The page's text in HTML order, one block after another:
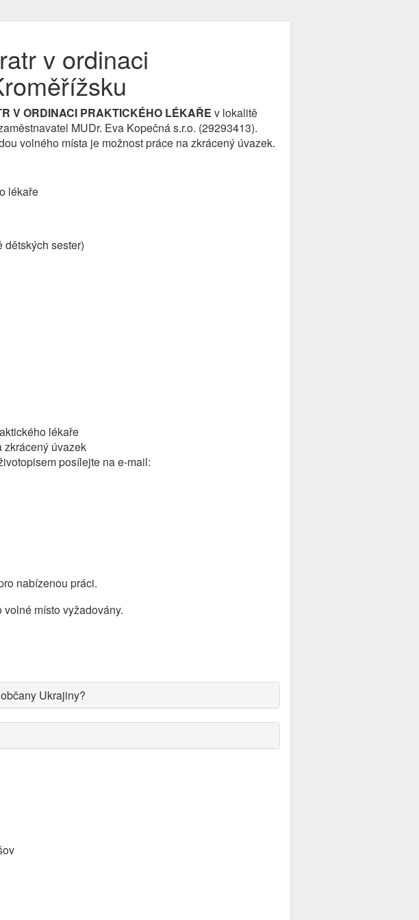
v ordinaci
V ORDINACI PRAKTICKÉHO LÉKAŘE v lokalitě
MUDr. Eva Kopečná s.r.o. (29293413).
volného místa je možnost práce na zkrácený úvazek.
lékaře
sester)
lékaře
zkrácený úvazek
posílejte na e-mail:
nabízenou práci.
místo vyžadovány.
Ukrajiny?